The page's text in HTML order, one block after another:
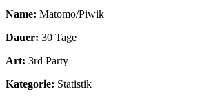
Name: Matomo/Piwik
Dauer: 30 Tage
Art: 3rd Party
Kategorie: Statistik